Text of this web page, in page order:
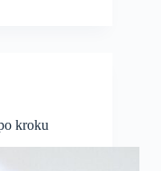
kroku